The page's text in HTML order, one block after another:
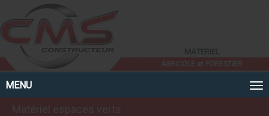
AGRICOLE et FORESTIER
MENU
Matériel espaces verts